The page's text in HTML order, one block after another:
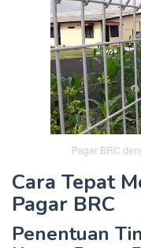
Pagar BRC
Cara Tepat
Pagar BRC
Penentuan